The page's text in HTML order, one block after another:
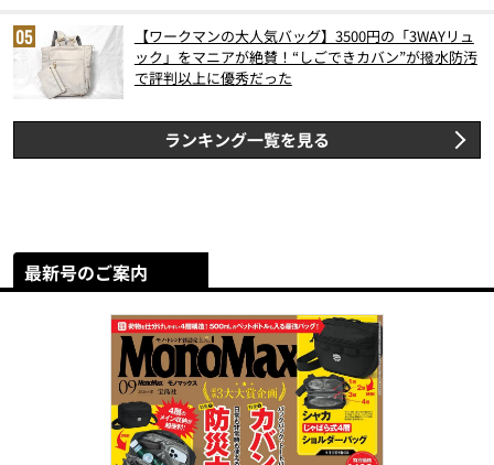
【ワークマンの大人気バッグ】3500円の「3WAYリュ
ック」をマニアが絶賛！“しごできカバン”が撥水防汚
で評判以上に優秀だった
ランキング一覧を見る
最新号のご案内